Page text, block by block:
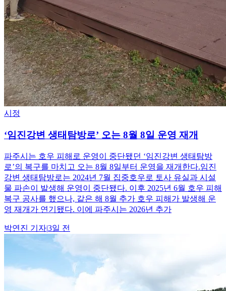
시정
‘임진강변 생태탐방로’ 오는 8월 8일 운영 재개
파주시는 호우 피해로 운영이 중단됐던 ‘임진강변 생태탐방
로’의 복구를 마치고 오는 8월 8일부터 운영을 재개한다.임진
강변 생태탐방로는 2024년 7월 집중호우로 토사 유실과 시설
물 파손이 발생해 운영이 중단됐다. 이후 2025년 6월 호우 피해
복구 공사를 했으나, 같은 해 8월 추가 호우 피해가 발생해 운
영 재개가 연기됐다. 이에 파주시는 2026년 추가
박연진 기자|3일 전